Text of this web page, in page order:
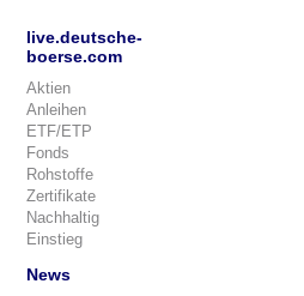
live.deutsche-
boerse.com
Aktien
Anleihen
ETF/ETP
Fonds
Rohstoffe
Zertifikate
Nachhaltig
Einstieg
News